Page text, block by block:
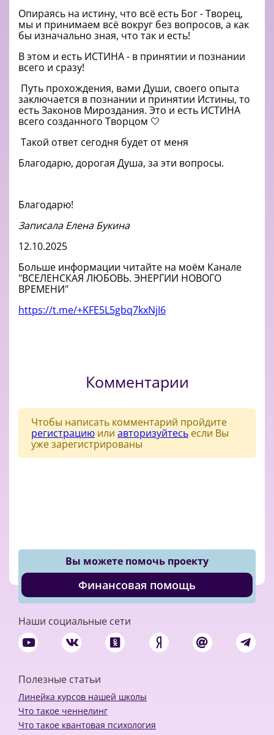
Опираясь на истину, что всё есть Бог-Творец,
мы и принимаем всё вокруг без вопросов, а как
бы изначально зная, что так и есть!
В этом и есть ИСТИНА - в принятии и познании
всего и сразу!
Путь прохождения, вами Души, своего опыта
заключается в познании и принятии Истины, то
есть Законов Мироздания. Это и есть ИСТИНА
всего созданного Творцом 🤍
Такой ответ сегодня будет от меня
Благодарю, дорогая Душа, за эти вопросы.
Благодарю!
Записала Елена Букина
12.10.2025
Больше информации читайте на моём Канале
"ВСЕЛЕНСКАЯ ЛЮБОВЬ. ЭНЕРГИИ НОВОГО
ВРЕМЕНИ"
https://t.me/+KFE5L5gbq7kxNjI6
Комментарии
Чтобы написать комментарий пройдите
регистрацию или авторизуйтесь если Вы
уже зарегистрированы
Вы можете помочь проекту
Финансовая помощь
Наши социальные сети
Полезные статьи
Линейка курсов нашей школы
Что такое ченнелинг
Что такое квантовая психология